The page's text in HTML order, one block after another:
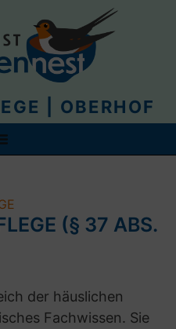
| OBERHOF
(§ 37 ABS.
der häuslichen
Fachwissen. Sie